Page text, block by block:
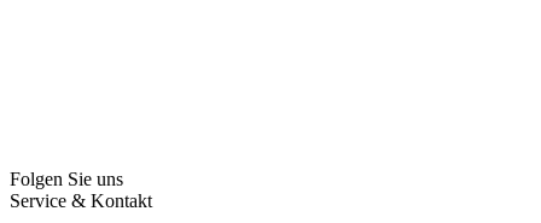
Folgen Sie uns
Service & Kontakt